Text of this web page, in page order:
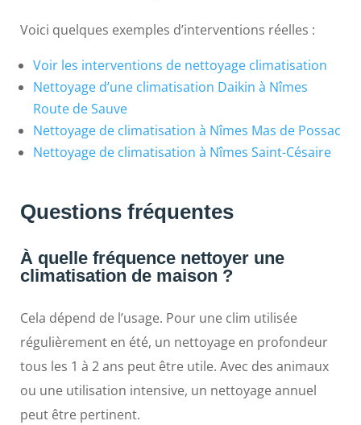
Voici quelques exemples d’interventions réelles :
Voir les interventions de nettoyage climatisation
Nettoyage d’une climatisation Daikin à Nîmes
Route de Sauve
Nettoyage de climatisation à Nîmes Mas de Possac
Nettoyage de climatisation à Nîmes Saint-Césaire
Questions fréquentes
À quelle fréquence nettoyer une
climatisation de maison ?
Cela dépend de l’usage. Pour une clim utilisée
régulièrement en été, un nettoyage en profondeur
tous les 1 à 2 ans peut être utile. Avec des animaux
ou une utilisation intensive, un nettoyage annuel
peut être pertinent.